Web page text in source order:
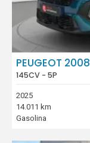
PEUGEOT 2008
145CV - 5P
2025
14.011 km
Gasolina